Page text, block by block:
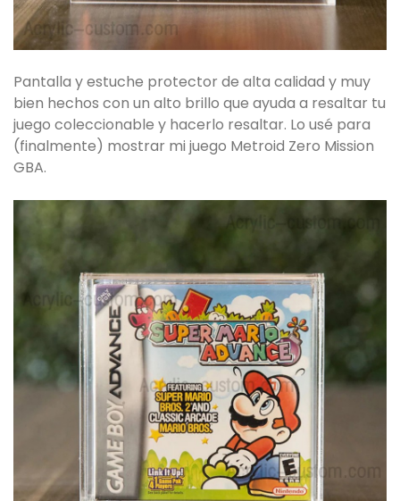
Pantalla y estuche protector de alta calidad y muy
bien hechos con un alto brillo que ayuda a resaltar tu
juego coleccionable y hacerlo resaltar. Lo usé para
(finalmente) mostrar mi juego Metroid Zero Mission
GBA.